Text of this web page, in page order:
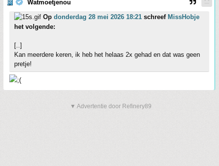
Watmoetjenou
Op donderdag 28 mei 2026 18:21 schreef MissHobje
het volgende:
[..]
Kan meerdere keren, ik heb het helaas 2x gehad en dat was geen
pretje!
▼ Advertentie door Refinery89